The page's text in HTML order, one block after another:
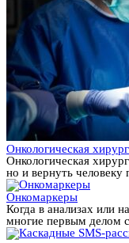
Онкологическая
Онкологическая
но и вернуть
Онкомаркеры
Когда в анализах или
многие первым делом